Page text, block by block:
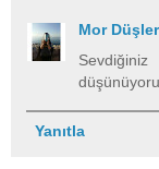
Mor
Yanıtla